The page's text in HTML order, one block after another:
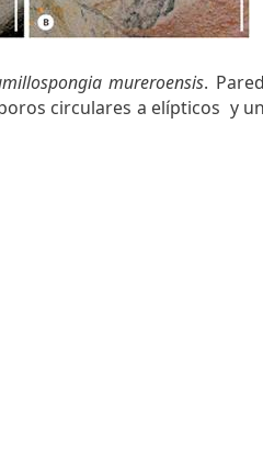
mureroensis.
circulares a elípticos y